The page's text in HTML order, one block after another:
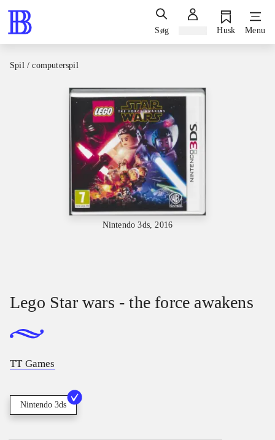
Søg Husk Menu
Spil / computerspil
Nintendo 3ds, 2016
Lego Star wars - the force awakens
TT Games
Nintendo 3ds